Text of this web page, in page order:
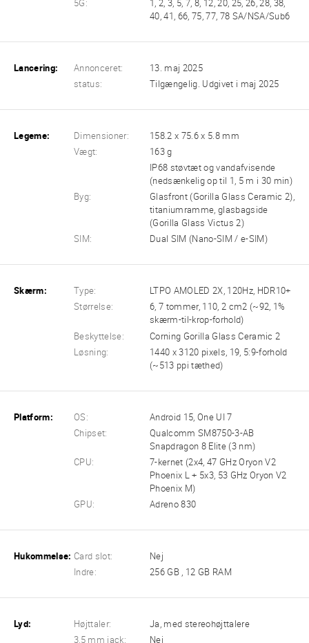
5G:
1, 2, 3, 5, 7, 8, 12, 20, 25, 26, 28, 38,
40, 41, 66, 75, 77, 78 SA/NSA/Sub6
Lancering: Annonceret:
13. maj 2025
status:
Tilgængelig. Udgivet i maj 2025
Legeme: Dimensioner:
158.2 x 75.6 x 5.8 mm
Vægt:
163 g
IP68 støvtæt og vandafvisende
(nedsænkelig op til 1, 5 m i 30 min)
Byg:
Glasfront (Gorilla Glass Ceramic 2),
titaniumramme, glasbagside
(Gorilla Glass Victus 2)
SIM:
Dual SIM (Nano-SIM / e-SIM)
Skærm: Type:
LTPO AMOLED 2X, 120Hz, HDR10+
Størrelse:
6, 7 tommer, 110, 2 cm2 (~92, 1%
skærm-til-krop-forhold)
Beskyttelse:
Corning Gorilla Glass Ceramic 2
Løsning:
1440 x 3120 pixels, 19, 5:9-forhold
(~513 ppi tæthed)
Platform: OS:
Android 15, One UI 7
Chipset:
Qualcomm SM8750-3-AB
Snapdragon 8 Elite (3 nm)
CPU:
7-kernet (2x4, 47 GHz Oryon V2
Phoenix L + 5x3, 53 GHz Oryon V2
Phoenix M)
GPU:
Adreno 830
Hukommelse: Card slot:
Nej
Indre:
256 GB , 12 GB RAM
Lyd: Højttaler:
Ja, med stereohøjttalere
3,5 mm jack:
Nej